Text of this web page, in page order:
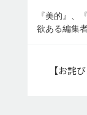
『美的』、
欲ある編集
【お詫